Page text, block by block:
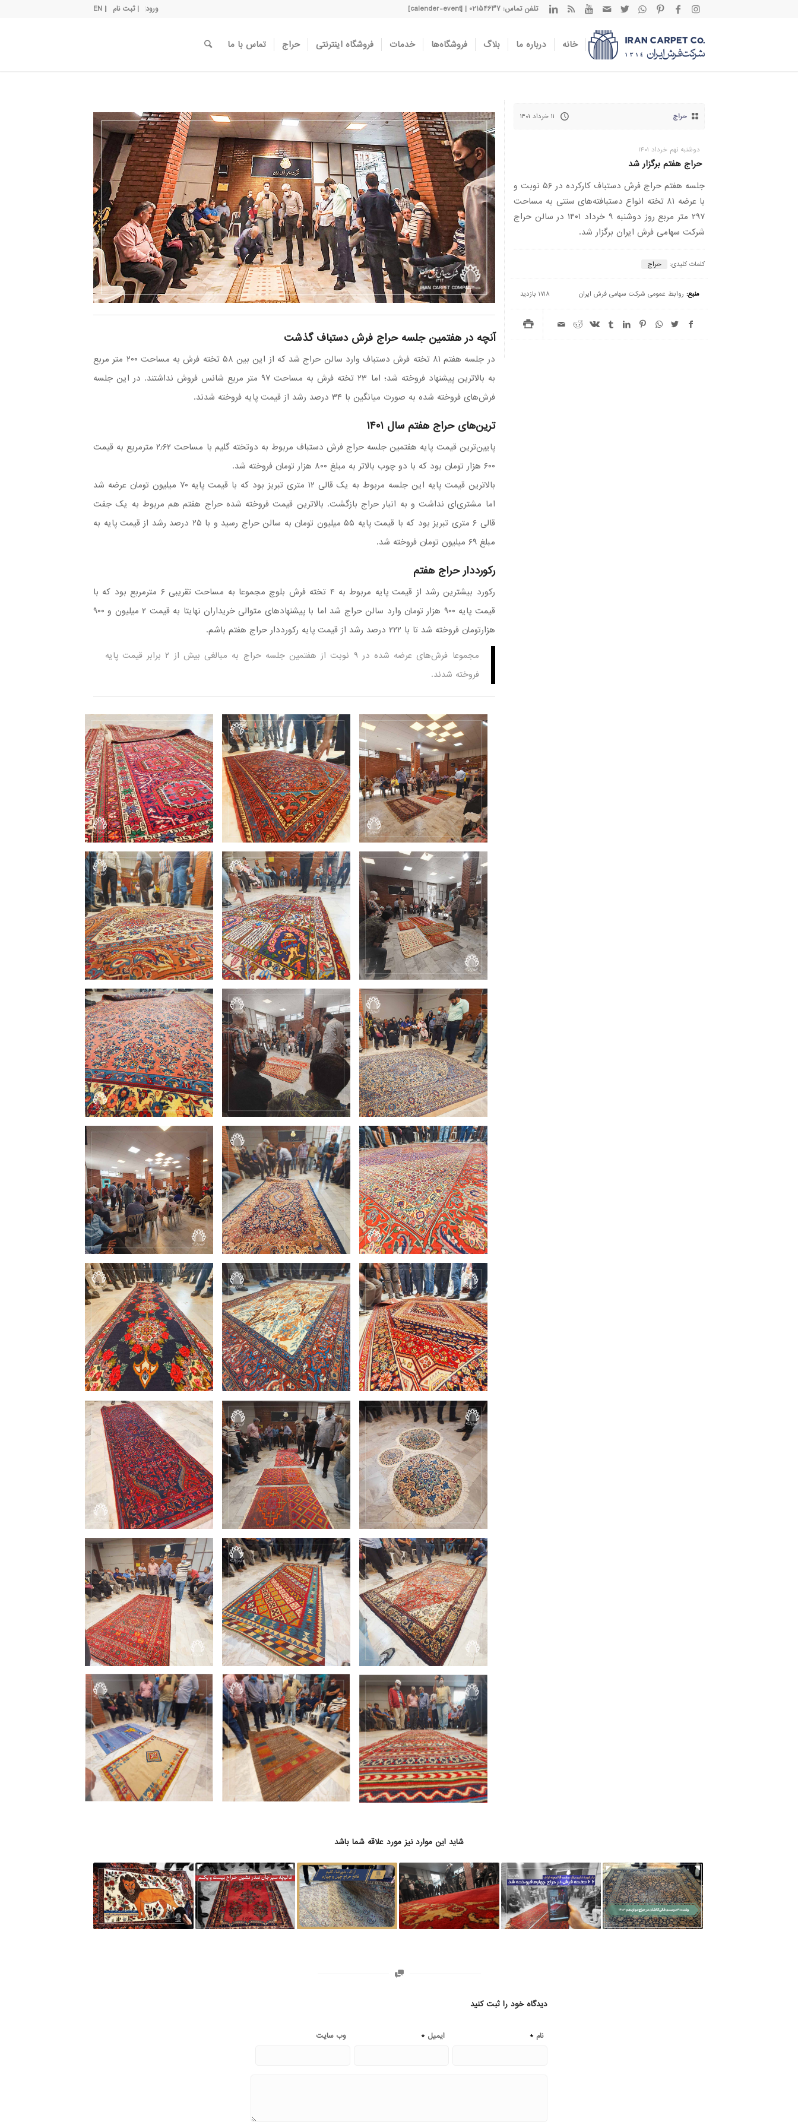
ورود | ثبت نام | EN تلفن تماس: 02154637 | [calender-event]
خانه درباره ما بلاگ فروشگاه‌ها خدمات فروشگاه اینترنتی حراج تماس با ما
حراج ۱۱ خرداد ۱۴۰۱
دوشنبه نهم خرداد 1401
حراج هفتم برگزار شد
جلسه هفتم حراج فرش دستباف کارکرده در ۵۶ نوبت و
با عرضه ۸۱ تخته انواع دستبافته‌های سنتی به مساحت
۲۹۷ متر مربع روز دوشنبه ۹ خرداد ۱۴۰۱ در سالن حراج
شرکت سهامی فرش ایران برگزار شد.
کلمات کلیدی: حراج
منبع: روابط عمومی شرکت سهامی فرش ایران 1718 بازدید
آنچه در هفتمین جلسه حراج فرش دستباف گذشت
در جلسه هفتم ۸۱ تخته فرش دستباف وارد سالن حراج شد که از این بین ۵۸ تخته فرش به مساحت ۲۰۰ متر مربع
به بالاترین پیشنهاد فروخته شد؛ اما ۲۳ تخته فرش به مساحت ۹۷ متر مربع شانس فروش نداشتند. در این جلسه
فرش‌های فروخته شده به صورت میانگین با ۳۴ درصد رشد از قیمت پایه فروخته شدند.
ترین‌های حراج هفتم سال ۱۴۰۱
پایین‌ترین قیمت پایه هفتمین جلسه حراج فرش دستباف مربوط به دوتخته گلیم با مساحت ۲٫۶۲ مترمربع به قیمت
۶۰۰ هزار تومان بود که با دو چوب بالاتر به مبلغ ۸۰۰ هزار تومان فروخته شد.
بالاترین قیمت پایه این جلسه مربوط به یک قالی ۱۲ متری تبریز بود که با قیمت پایه ۷۰ میلیون تومان عرضه شد
اما مشتری‌ای نداشت و به انبار حراج بازگشت. بالاترین قیمت فروخته شده حراج هفتم هم مربوط به یک جفت
قالی ۶ متری تبریز بود که با قیمت پایه ۵۵ میلیون تومان به سالن حراج رسید و با ۲۵ درصد رشد از قیمت پایه به
مبلغ ۶۹ میلیون تومان فروخته شد.
رکورددار حراج هفتم
رکورد بیشترین رشد از قیمت پایه مربوط به ۴ تخته فرش بلوچ مجموعا به مساحت تقریبی ۶ مترمربع بود که با
قیمت پایه ۹۰۰ هزار تومان وارد سالن حراج شد اما با پیشنهادهای متوالی خریداران نهایتا به قیمت ۲ میلیون و ۹۰۰
هزارتومان فروخته شد تا با ۲۲۲ درصد رشد از قیمت پایه رکورددار حراج هفتم باشم.
مجموعا فرش‌های عرضه شده در ۹ نوبت از هفتمین جلسه حراج به مبالغی بیش از ۲ برابر قیمت پایه
فروخته شدند.
شاید این موارد نیز مورد علاقه شما باشد
دیدگاه خود را ثبت کنید
نام * ایمیل * وب‌ سایت